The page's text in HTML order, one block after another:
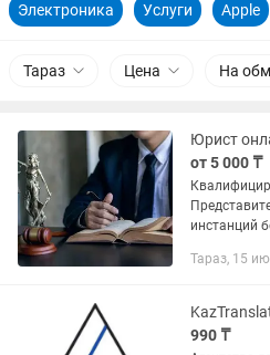
Электроника Услуги Apple
Тараз Цена На
от 5 000 ₸
инстанций
нажитого...
Тараз, 15
990 ₸